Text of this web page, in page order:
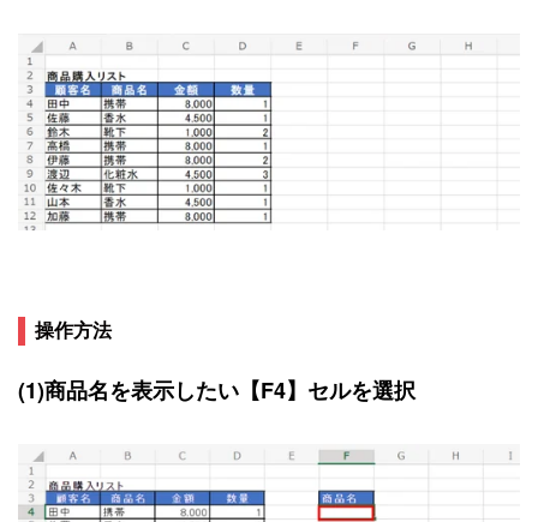
操作方法
(1)商品名を表示したい【F4】セルを選択